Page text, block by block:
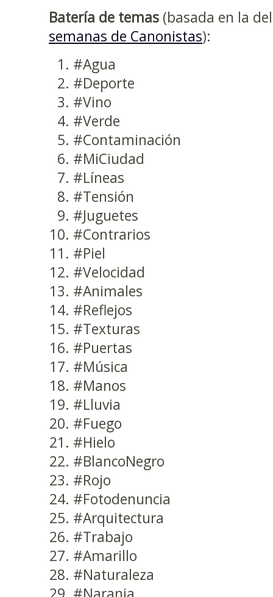
Batería de temas (basada en la
semanas de Canonistas):
#Agua
#Deporte
#Vino
#Verde
#Contaminación
#MiCiudad
#Líneas
#Tensión
#Juguetes
#Contrarios
#Piel
#Velocidad
#Animales
#Reflejos
#Texturas
#Puertas
#Música
#Manos
#Lluvia
#Fuego
#Hielo
#BlancoNegro
#Rojo
#Fotodenuncia
#Arquitectura
#Trabajo
#Amarillo
#Naturaleza